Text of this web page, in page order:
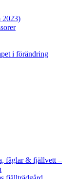
2023)
i förändring
fåglar & fjällvett –